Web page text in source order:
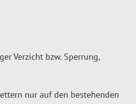
Verzicht bzw. Sperrung,
nur auf den bestehenden